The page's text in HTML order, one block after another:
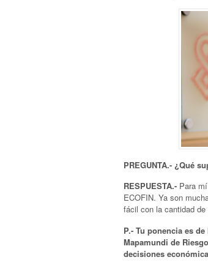
PREGUNTA.- ¿Qué
RESPUESTA.- Para
ECOFIN. Ya son
fácil con la cantidad
P.- Tu ponencia es
Mapamundi de
decisiones